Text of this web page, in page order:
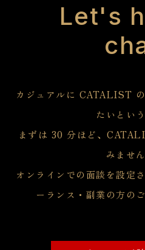
Let's
カジュアルに CATALIST
たいとい
まずは 30 分ほど、
みませ
オンラインでの面談を設定
ーランス・副業の方の